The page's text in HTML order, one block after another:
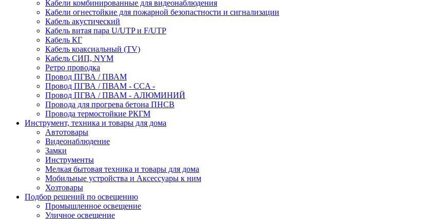
Кабели комбинированные для видеонаблюдения
Кабели огнестойкие для пожарной безопастности и сигнализации
Кабель акустический
Кабель витая пара U/UTP и F/UTP
Кабель КГ
Кабель коаксиальный (TV)
Кабель СИП, NYM
Ретро проводка
Провод ПГВА / ПВАМ
Провод ПГВА / ПВАМ - CCA -
Провод ПГВА / ПВАМ - АЛЮМИНИЙ
Провода для прогрева бетона ПНСВ
Провода термостойкие РКГМ
Инструмент, техника и товары для дома
Автотовары
Видеонаблюдение
Замки
Инструменты
Мелкая бытовая техника и товары для дома
Мобильные устройства и Аксессуары к ним
Хозтовары
Подбор решений по освещению
Промышленное освещение
Уличное освещение